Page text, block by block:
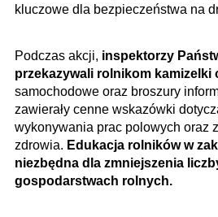
kluczowe dla bezpieczeństwa na
Podczas akcji, inspektorzy
przekazywali rolnikom kamizelki
samochodowe oraz broszury
zawierały cenne wskazówki
wykonywania prac polowych oraz
zdrowia. Edukacja rolników w
niezbędna dla zmniejszenia
gospodarstwach rolnych.